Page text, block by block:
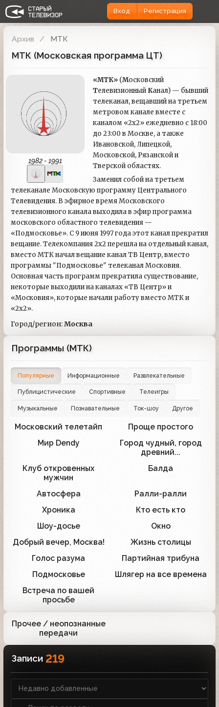
Вход Регистрация
Архив МТК
МТК (Московская программа ЦТ)
1982 - 1991
«МТК» (Московский
Телевизионный Канал) — бывший
телеканал, вещавший на третьем
метровом канале вместе с
каналом «2х2» ежедневно с 18:00
до 23:00 в Москве, а также
Ивановской, Липецкой,
Московской, Рязанской и
Тверской областях.
Заменил собой на третьем
телеканале Московскую программу Центрального
Телевидения. В эфирное время Московского
телевизионного канала выходила в эфир программа
московского областного телевидения —
«Подмосковье». С 9 июня 1997 года этот канал прекратил
вещание. Телекомпания 2х2 перешла на отдельный канал,
вместо МТК начал вещание канал ТВ Центр, вместо
программы "Подмосковье" телеканал Московия.
Основная часть программ прекратила существование,
некоторые выходили на каналах «ТВ Центр» и
«Московия», которые начали работу вместо МТК и
«2х2».
Город/регион:Москва
Программы (МТК)
Популярные Информационные Развлекательные
Публицистические Спортивные Телеигры
Музыкальные Познавательные Ток-шоу Другое
142
Московский телетайп Проще простого
Мир Dendy 2
Город чудный, город
древний...
9
Клуб откровенных
мужчин
Балда
Автосфера Ралли-ралли
Хроника Кто есть кто
Шоу-досье Окно
1
Добрый вечер, Москва! Жизнь столицы
Голос разума 1
Партийная трибуна
Подмосковье 1
Шлягер на все времена
Встреча по вашей
просьбе
4
Прочее / неопознанные
передачи
Записи 219